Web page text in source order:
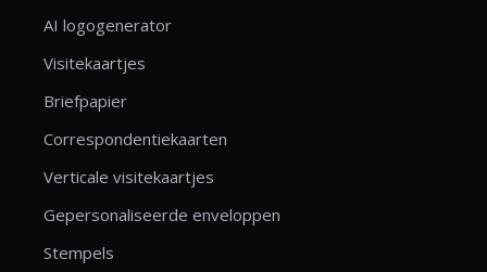
AI logogenerator
Visitekaartjes
Briefpapier
Correspondentiekaarten
Verticale visitekaartjes
Gepersonaliseerde enveloppen
Stempels